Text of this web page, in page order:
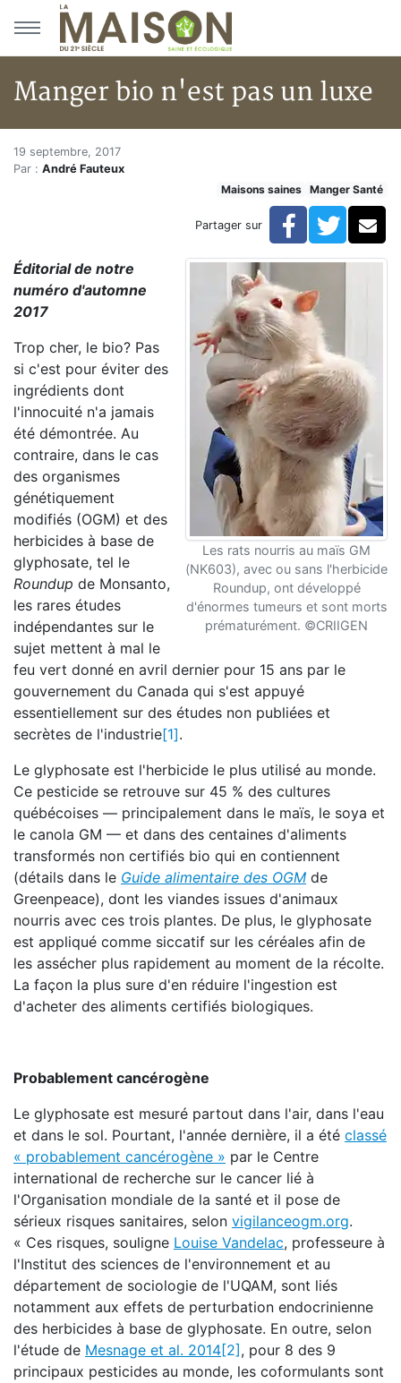
Aller au menu principal
Aller au contenu principal
Manger bio n'est pas un luxe
Accueil
Articles
Hypersensibilités environnementales
Manger bio n'est pas un luxe
19 septembre, 2017
Par : André Fauteux
Maisons saines
Manger Santé
Partager sur Facebook
Les rats nourris au maïs GM
(NK603), avec ou sans l'herbicide
Roundup, ont développé
d'énormes tumeurs et sont morts
prématurément. ©CRIIGEN
Éditorial de notre
numéro d'automne
2017
Trop cher, le bio? Pas
si c'est pour éviter des
ingrédients dont
l'innocuité n'a jamais
été démontrée. Au
contraire, dans le cas
des organismes
génétiquement
modifiés (OGM) et des
herbicides à base de
glyphosate, tel le
Roundup de Monsanto,
les rares études
indépendantes sur le
sujet mettent à mal le
feu vert donné en avril dernier pour 15 ans par le
gouvernement du Canada qui s'est appuyé
essentiellement sur des études non publiées et
secrètes de l'industrie[1].
Le glyphosate est l'herbicide le plus utilisé au monde.
Ce pesticide se retrouve sur 45 % des cultures
québécoises — principalement dans le maïs, le soya et
le canola GM — et dans des centaines d'aliments
transformés non certifiés bio qui en contiennent
(détails dans le Guide alimentaire des OGM de
Greenpeace), dont les viandes issues d'animaux
nourris avec ces trois plantes. De plus, le glyphosate
est appliqué comme siccatif sur les céréales afin de
les assécher plus rapidement au moment de la récolte.
La façon la plus sure d'en réduire l'ingestion est
d'acheter des aliments certifiés biologiques.
Probablement cancérogène
Le glyphosate est mesuré partout dans l'air, dans l'eau
et dans le sol. Pourtant, l'année dernière, il a été classé
« probablement cancérogène » par le Centre
international de recherche sur le cancer lié à
l'Organisation mondiale de la santé et il pose de
sérieux risques sanitaires, selon vigilanceogm.org.
« Ces risques, souligne Louise Vandelac, professeure à
l'Institut des sciences de l'environnement et au
département de sociologie de l'UQAM, sont liés
notamment aux effets de perturbation endocrinienne
des herbicides à base de glyphosate. En outre, selon
l'étude de Mesnage et al. 2014[2] , pour 8 des 9
principaux pesticides au monde, les coformulants sont